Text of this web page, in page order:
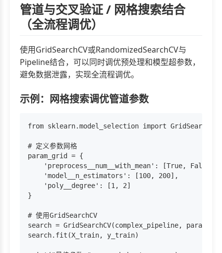
管道与交叉验证 / 网格搜索结合
（全流程调优）
使用GridSearchCV或RandomizedSearchCV与
Pipeline结合，可以同时调优预处理和模型超参数，
避免数据泄露，实现全流程调优。
示例：网格搜索调优管道参数
from sklearn.model_selection import GridSearchCV
# 定义参数网格
param_grid = {
'preprocess__num__with_mean': [True, False],
'model__n_estimators': [100, 200],
'poly__degree': [1, 2]
}
# 使用GridSearchCV
search = GridSearchCV(complex_pipeline,
search.fit(X_train, y_train)